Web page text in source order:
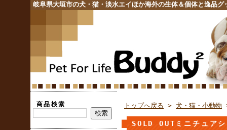
岐阜県大垣市の犬・猫・淡水エイほか海外の生体＆個体と逸品グ
商品検索 トップへ戻る > 犬・猫・小動物
SOLD OUTミニチュ